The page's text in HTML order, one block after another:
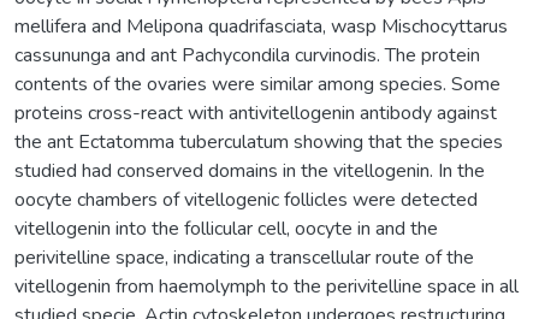
mellifera and Melipona quadrifasciata, wasp Mischocyttarus
cassununga and ant Pachycondila curvinodis. The protein
contents of the ovaries were similar among species. Some
proteins cross-react with antivitellogenin antibody against
the ant Ectatomma tuberculatum showing that the species
studied had conserved domains in the vitellogenin. In the
oocyte chambers of vitellogenic follicles were detected
vitellogenin into the follicular cell, oocyte in and the
perivitelline space, indicating a transcellular route of the
vitellogenin from haemolymph to the perivitelline space in all